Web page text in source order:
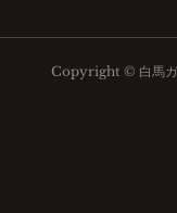
Copyright © 白馬ガ